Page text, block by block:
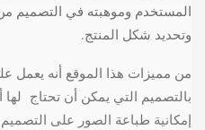
المستخدم وموهبته في التصميم
وتحديد شكل المنتج.
من مميزات هذا الموقع أنه يعمل
بالتصميم التي يمكن أن تحتاج لها
إمكانية طباعة الصور على